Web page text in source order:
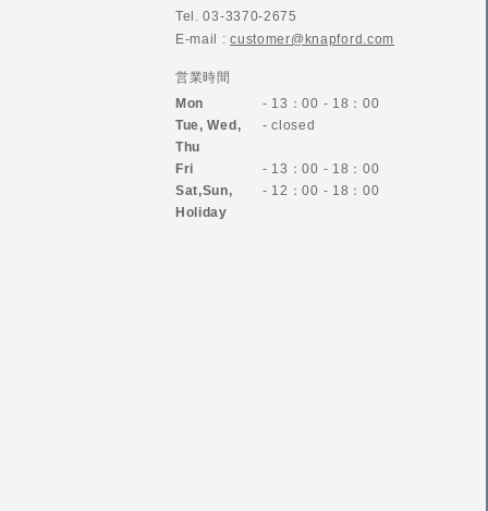
Tel. 03-3370-2675
E-mail :customer@knapford.com
営業時間
Mon
- 13：00 - 18：00
Tue, Wed,
Thu
- closed
Fri
- 13：00 - 18：00
Sat,Sun,
Holiday
- 12：00 - 18：00